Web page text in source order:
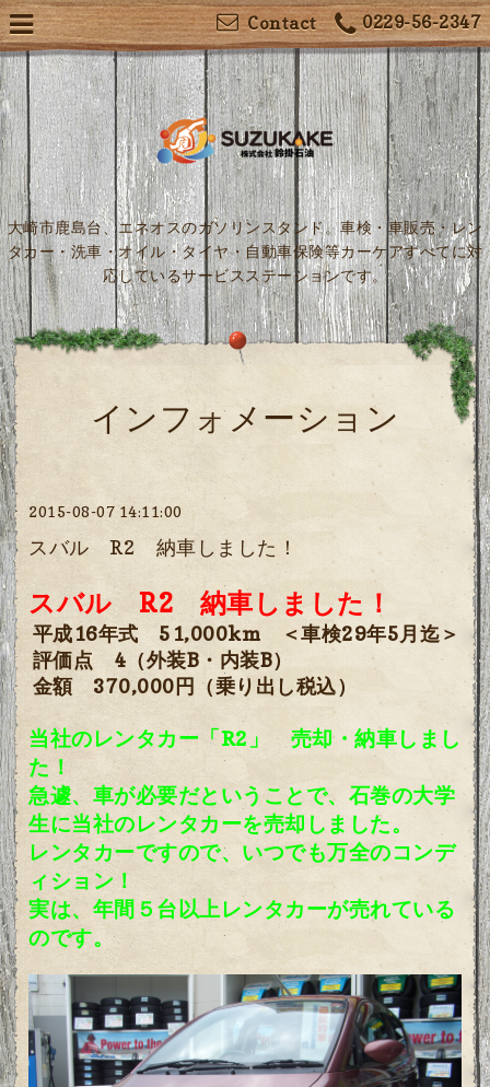
0229-56-2347
Contact
大崎市鹿島台、エネオスのガソリンスタンド。車検・車販売・レン
タカー・洗車・オイル・タイヤ・自動車保険等カーケアすべてに対
応しているサービスステーションです。
インフォメーション
2015-08-07 14:11:00
スバル R2 納車しました！
スバル R2 納車しました！
平成16年式 51,000km ＜車検29年5月迄＞
評価点 4 （外装B・内装B）
金額 370,000円（乗り出し税込）
当社のレンタカー「R2」 売却・納車しまし
た！
急遽、車が必要だということで、石巻の大学
生に当社のレンタカーを売却しました。
レンタカーですので、いつでも万全のコンデ
ィション！
実は、年間５台以上レンタカーが売れている
のです。